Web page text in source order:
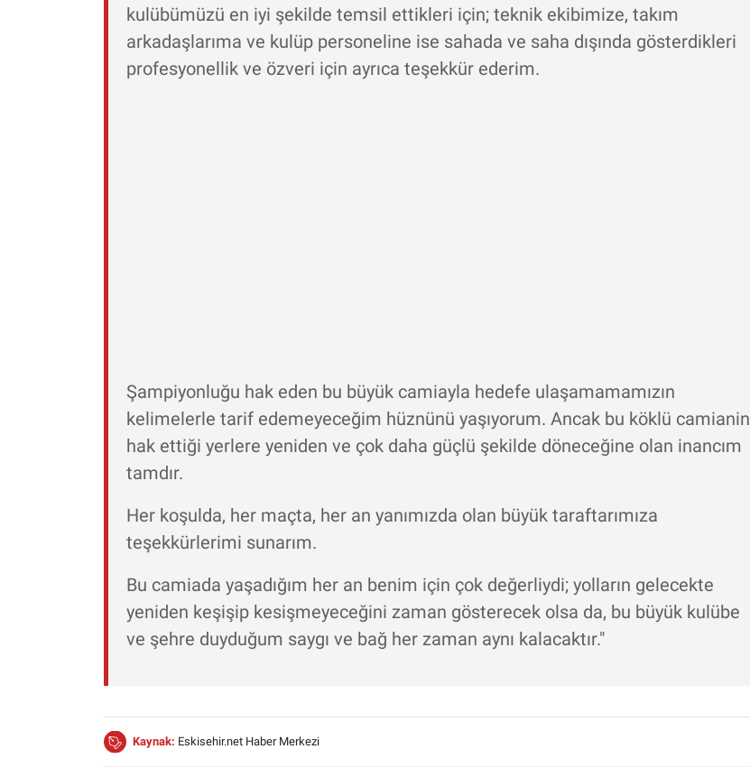
kulübümüzü en iyi şekilde temsil ettikleri için; teknik ekibimize, takım
arkadaşlarıma ve kulüp personeline ise sahada ve saha dışında gösterdikleri
profesyonellik ve özveri için ayrıca teşekkür ederim.
Şampiyonluğu hak eden bu büyük camiayla hedefe ulaşamamamızın
kelimelerle tarif edemeyeceğim hüznünü yaşıyorum. Ancak bu köklü camianin
hak ettiği yerlere yeniden ve çok daha güçlü şekilde döneceğine olan inancım
tamdır.
Her koşulda, her maçta, her an yanımızda olan büyük taraftarımıza
teşekkürlerimi sunarım.
Bu camiada yaşadığım her an benim için çok değerliydi; yolların gelecekte
yeniden keşişip kesişmeyeceğini zaman gösterecek olsa da, bu büyük kulübe
ve şehre duyduğum saygı ve bağ her zaman aynı kalacaktır."
Kaynak: Eskisehir.net Haber Merkezi